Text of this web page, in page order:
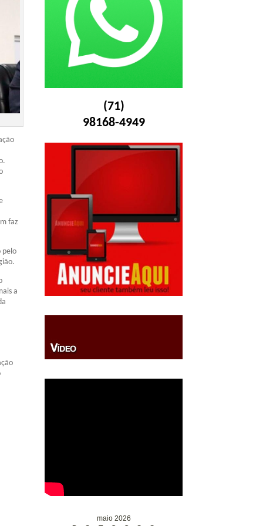
faz
pelo
a
(71)
98168-4949
maio 2026